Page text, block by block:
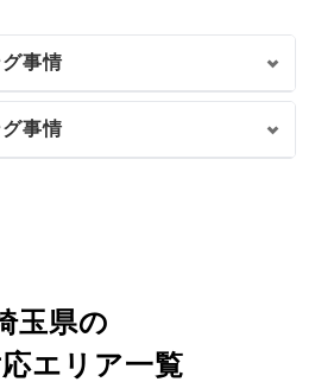
事情
事情
玉県の
エリア一覧